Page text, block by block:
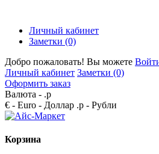
Личный кабинет
Заметки (0)
Добро пожаловать! Вы можете
Личный кабинет Заметки (0)
Оформить заказ
Валюта - .р
€ - Euro - Доллар .р - Рубли
Корзина